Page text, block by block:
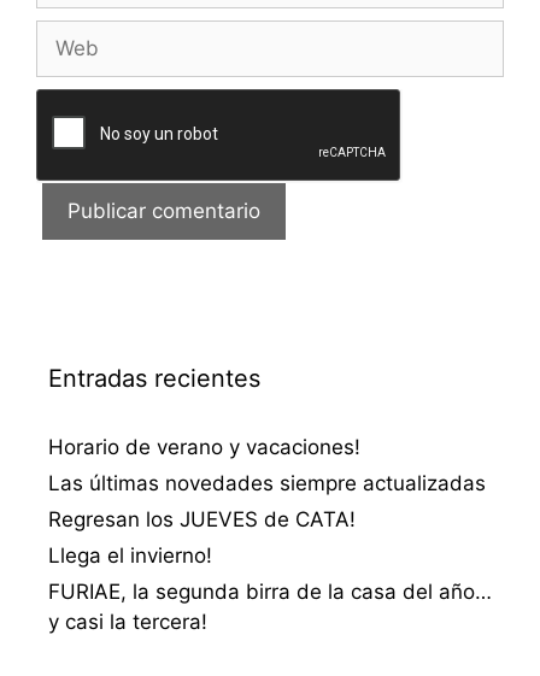
Web
Entradas recientes
Horario de verano y vacaciones!
Las últimas novedades siempre actualizadas
Regresan los JUEVES de CATA!
Llega el invierno!
FURIAE, la segunda birra de la casa del año…
y casi la tercera!